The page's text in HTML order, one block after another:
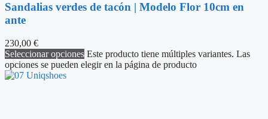
Sandalias verdes de tacón | Modelo Flor 10cm en
ante
230,00 €
Seleccionar opciones Este producto tiene múltiples variantes. Las
opciones se pueden elegir en la página de producto